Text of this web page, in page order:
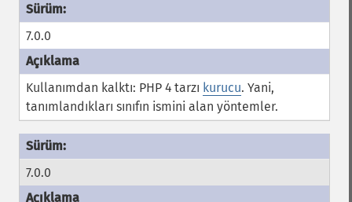
7.0.0
Kullanımdan kalktı: PHP 4 tarzı kurucu. Yani,
tanımlandıkları sınıfın ismini alan yöntemler.
7.0.0